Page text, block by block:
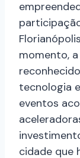
momento,
tecnologia
eventos
cidade que